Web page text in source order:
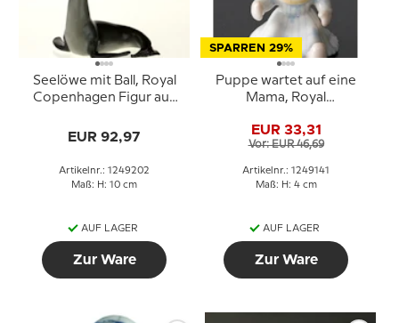
Seelöwe mit Ball, Royal
Copenhagen Figur aus
Kollektion
EUR 92,97
Artikelnr.: 1249202
Maß: H: 10 cm
AUF LAGER
Zur Ware
SPARREN 29%
Puppe wartet auf eine
Mama, Royal
Spielzeugfigur Nr. 141
EUR 33,31
Vor: EUR 46,69
Artikelnr.: 1249141
Maß: H: 4 cm
AUF LAGER
Zur Ware